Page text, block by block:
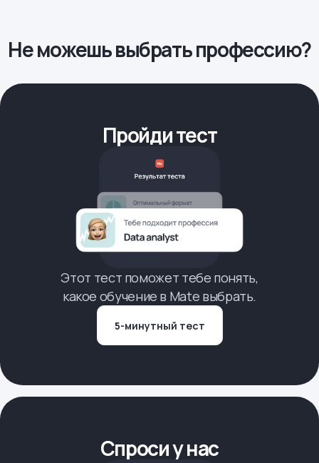
Не можешь выбрать профессию?
Пройди тест
Этот тест поможет тебе понять,
какое обучение в Mate выбрать.
5-минутный тест
Спроси у нас